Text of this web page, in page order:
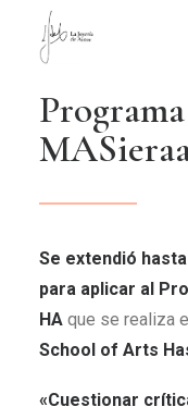
NOTICIAS DE
NOVEDADES
QUIÉN SOY
Programa
MASiera
Se extendió
para aplicar al
HA que se realiza
School of Arts
«Cuestionar